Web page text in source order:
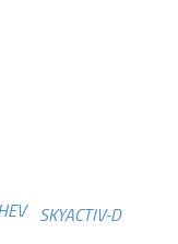
SKYACTIV-D